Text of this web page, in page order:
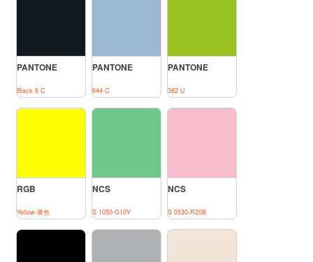
PANTONE
Black 6 C
PANTONE
644 C
PANTONE
382 U
RGB
Yellow-黄色
NCS
S 1050-G10Y
NCS
S 0530-R20B